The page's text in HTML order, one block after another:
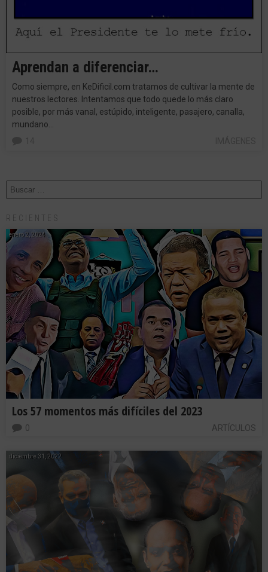
Aprendan a diferenciar…
Como siempre, en KeDificil.com tratamos de cultivar la mente de
nuestros lectores. Intentamos que todo quede lo más claro
posible, por más vanal, estúpido, inteligente, pasajero, canalla,
mundano…
RECIENTES
enero 2, 2024
Los 57 momentos más difíciles del 2023
ARTÍCULOS
0
diciembre 31, 2022